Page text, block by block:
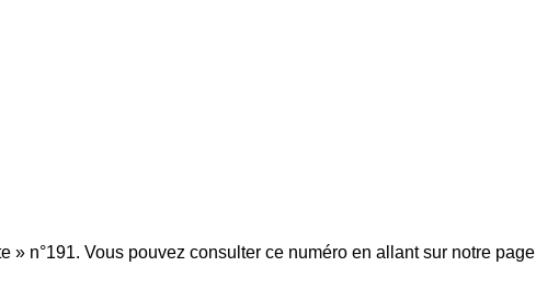
» n°191. Vous pouvez consulter ce numéro en allant sur notre page